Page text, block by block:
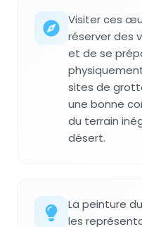
Visiter ces
réserver des
et de se
sites de
une bonne
du terrain
désert.
La peinture
les